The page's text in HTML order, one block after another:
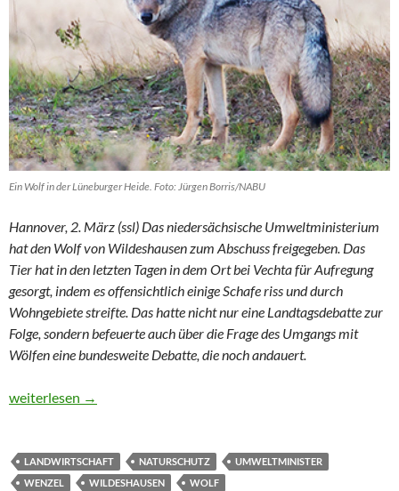
Ein Wolf in der Lüneburger Heide. Foto: Jürgen Borris/NABU
Hannover, 2. März (ssl) Das niedersächsische Umweltministerium
hat den Wolf von Wildeshausen zum Abschuss freigegeben. Das
Tier hat in den letzten Tagen in dem Ort bei Vechta für Aufregung
gesorgt, indem es offensichtlich einige Schafe riss und durch
Wohngebiete streifte. Das hatte nicht nur eine Landtagsdebatte zur
Folge, sondern befeuerte auch über die Frage des Umgangs mit
Wölfen eine bundesweite Debatte, die noch andauert.
Grüner Minister gibt Wolf zum Abschuss frei
weiterlesen →
LANDWIRTSCHAFT NATURSCHUTZ
UMWELTMINISTER
WENZEL
WILDESHAUSEN WOLF